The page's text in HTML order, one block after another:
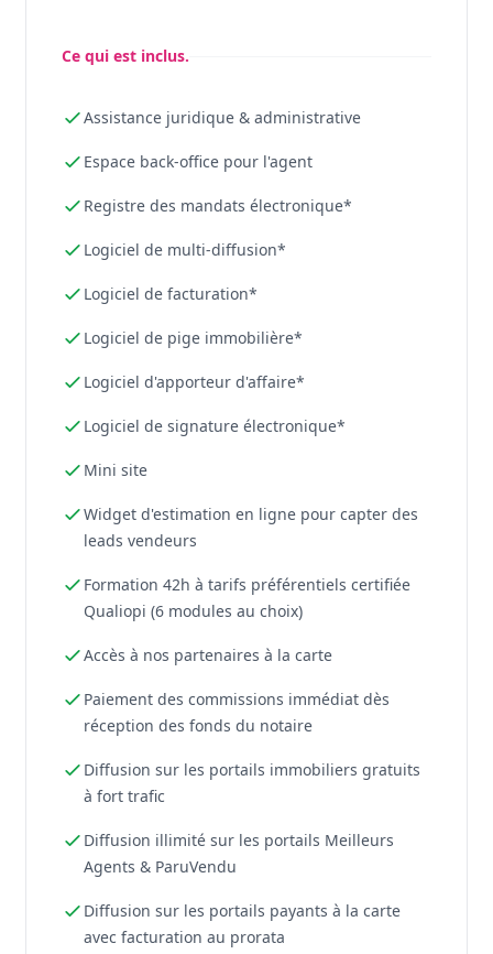
Ce qui est inclus.
Assistance juridique & administrative
Espace back-office pour l'agent
Registre des mandats électronique*
Logiciel de multi-diffusion*
Logiciel de facturation*
Logiciel de pige immobilière*
Logiciel d'apporteur d'affaire*
Logiciel de signature électronique*
Mini site
Widget d'estimation en ligne pour capter des
leads vendeurs
Formation 42h à tarifs préférentiels certifiée
Qualiopi (6 modules au choix)
Accès à nos partenaires à la carte
Paiement des commissions immédiat dès
réception des fonds du notaire
Diffusion sur les portails immobiliers gratuits
à fort trafic
Diffusion illimité sur les portails Meilleurs
Agents & ParuVendu
Diffusion sur les portails payants à la carte
avec facturation au prorata